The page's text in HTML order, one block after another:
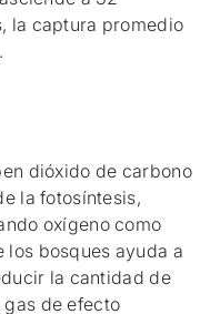
la captura promedio
dióxido de carbono
la fotosíntesis,
oxígeno como
bosques ayuda a
la cantidad de
de efecto